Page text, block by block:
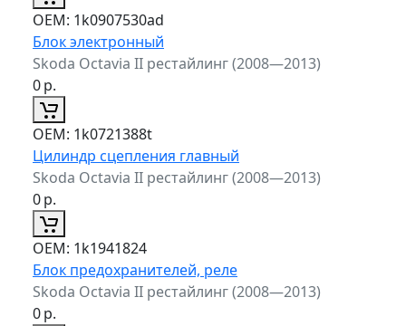
ОЕМ: 1k0907530ad
Блок электронный
Skoda Octavia II рестайлинг (2008—2013)
0р.
ОЕМ: 1k0721388t
Цилиндр сцепления главный
Skoda Octavia II рестайлинг (2008—2013)
0р.
ОЕМ: 1k1941824
Блок предохранителей, реле
Skoda Octavia II рестайлинг (2008—2013)
0р.